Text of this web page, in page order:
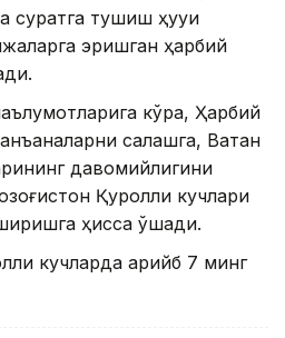
суратга тушиш ҳуқуқи
эришган ҳарбий
кўра, Ҳарбий
сақлашга, Ватан
давомийлигини
Қуролли кучлари
ҳисса қўшади.
кучларда қарийб 7 минг